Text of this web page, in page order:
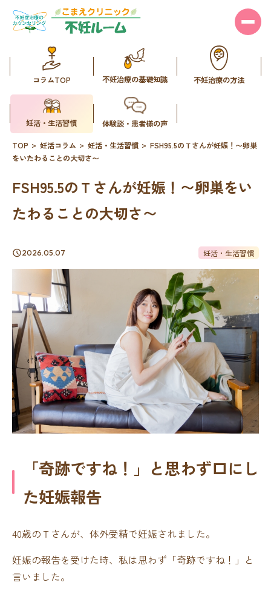
コラムTOP 不妊治療の基礎知識 不妊治療の方法
妊活・生活習慣 体験談・患者様の声
TOP 妊活コラム 妊活・生活習慣
FSH95.5のＴさんが妊娠！〜卵巣
をいたわることの大切さ〜
FSH95.5のＴさんが妊娠！〜卵巣をい
たわることの大切さ〜
2026.05.07 妊活・生活習慣
「奇跡ですね！」と思わず口にし
た妊娠報告
40歳のＴさんが、体外受精で妊娠されました。
妊娠の報告を受けた時、私は思わず「奇跡ですね！」と
言いました。